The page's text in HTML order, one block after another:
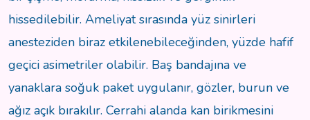
hissedilebilir. Ameliyat sırasında yüz sinirleri
anesteziden biraz etkilenebileceğinden, yüzde hafif
geçici asimetriler olabilir. Baş bandajına ve
yanaklara soğuk paket uygulanır, gözler, burun ve
ağız açık bırakılır. Cerrahi alanda kan birikmesini